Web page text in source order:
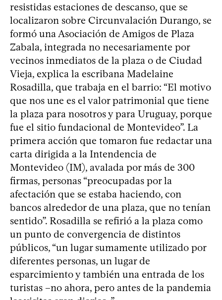
resistidas estaciones de descanso, que se
localizaron sobre Circunvalación Durango, se
formó una Asociación de Amigos de Plaza
Zabala, integrada no necesariamente por
vecinos inmediatos de la plaza o de Ciudad
Vieja, explica la escribana Madelaine
Rosadilla, que trabaja en el barrio: “El motivo
que nos une es el valor patrimonial que tiene
la plaza para nosotros y para Uruguay, porque
fue el sitio fundacional de Montevideo”. La
primera acción que tomaron fue redactar una
carta dirigida a la Intendencia de
Montevideo (IM), avalada por más de 300
firmas, personas “preocupadas por la
afectación que se estaba haciendo, con
bancos alrededor de una plaza, que no tenían
sentido”. Rosadilla se refirió a la plaza como
un punto de convergencia de distintos
públicos, “un lugar sumamente utilizado por
diferentes personas, un lugar de
esparcimiento y también una entrada de los
turistas –no ahora, pero antes de la pandemia